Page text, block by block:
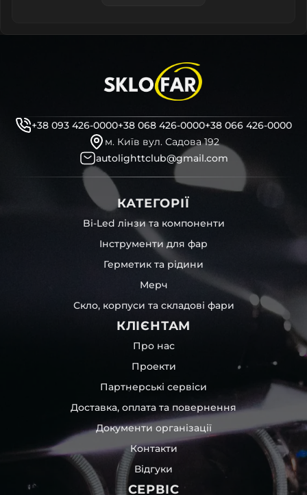
+38 093 426-0000+38 068 426-0000+38 066 426-0000
м. Київ вул. Садова 192
autolighttclub@gmail.com
КАТЕГОРІЇ
Bi-Led лінзи та компоненти
Інструменти для фар
Герметик та рідини
Мерч
Скло, корпуси та складові фари
КЛІЄНТАМ
Про нас
Проекти
Партнерські сервіси
Доставка, оплата та повернення
Документи організації
Контакти
Відгуки
СЕРВІС